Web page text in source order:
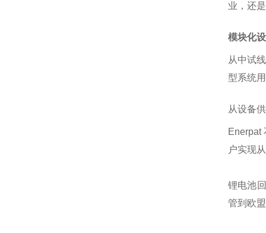
业，还
模块化
从中试
型系统
从设备
Enerpat
户实现
锂电池
管到欧